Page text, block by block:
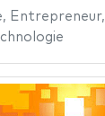
, Entrepreneur,